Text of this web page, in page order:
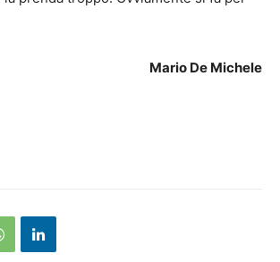
Mario De Michele